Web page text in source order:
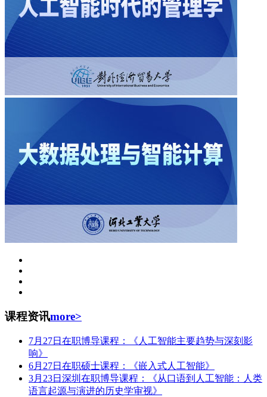
课程资讯more>
7月27日在职博导课程：《人工智能主要趋势与深刻影
响》
6月27日在职硕士课程：《嵌入式人工智能》
3月23日深圳在职博导课程：《从口语到人工智能：人类
语言起源与演进的历史学审视》